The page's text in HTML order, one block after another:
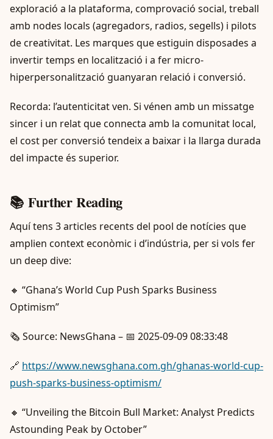
exploració a la plataforma, comprovació social, treball
amb nodes locals (agregadors, radios, segells) i pilots
de creativitat. Les marques que estiguin disposades a
invertir temps en localització i a fer micro-
hiperpersonalització guanyaran relació i conversió.
Recorda: l’autenticitat ven. Si vénen amb un missatge
sincer i un relat que connecta amb la comunitat local,
el cost per conversió tendeix a baixar i la llarga durada
del impacte és superior.
📚 Further Reading
Aquí tens 3 articles recents del pool de notícies que
amplien context econòmic i d’indústria, per si vols fer
un deep dive:
🔸 “Ghana’s World Cup Push Sparks Business
Optimism”
🗞️ Source: NewsGhana – 📅 2025-09-09 08:33:48
🔗 https://www.newsghana.com.gh/ghanas-world-cup-
push-sparks-business-optimism/
🔸 “Unveiling the Bitcoin Bull Market: Analyst Predicts
Astounding Peak by October”